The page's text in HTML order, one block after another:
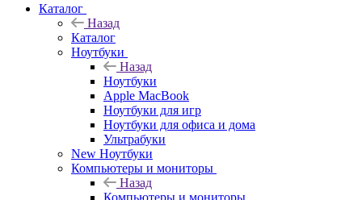
Каталог
Назад
Каталог
Ноутбуки
Назад
Ноутбуки
Apple MacBook
Ноутбуки для игр
Ноутбуки для офиса и дома
Ультрабуки
New Ноутбуки
Компьютеры и мониторы
Назад
Компьютеры и мониторы